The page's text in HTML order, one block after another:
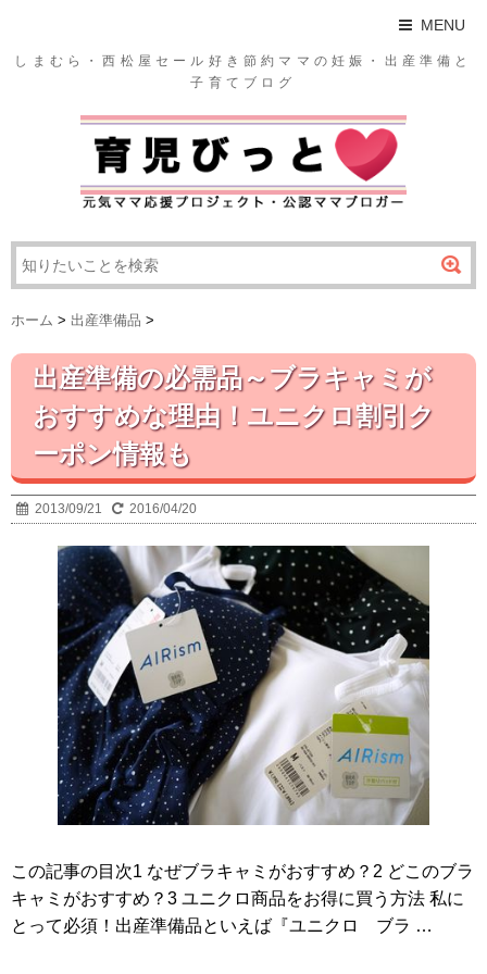
MENU
しまむら・西松屋セール好き節約ママの妊娠・出産準備と
子育てブログ
ホーム > 出産準備品 >
出産準備の必需品～ブラキャミが
おすすめな理由！ユニクロ割引ク
ーポン情報も
2013/09/21 2016/04/20
この記事の目次1 なぜブラキャミがおすすめ？2 どこのブラ
キャミがおすすめ？3 ユニクロ商品をお得に買う方法 私に
とって必須！出産準備品といえば『ユニクロ ブラ …